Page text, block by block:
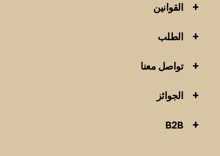
القوانين
الطلب
تواصل معنا
الجوائز
B2B